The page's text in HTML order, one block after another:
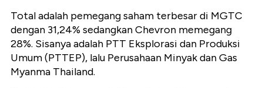
Total adalah pemegang saham terbesar di MGTC
dengan 31,24% sedangkan Chevron memegang
28%. Sisanya adalah PTT Eksplorasi dan Produksi
Umum (PTTEP), lalu Perusahaan Minyak dan Gas
Myanma Thailand.